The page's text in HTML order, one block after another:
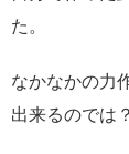
た。
なかなかの力
出来るのでは